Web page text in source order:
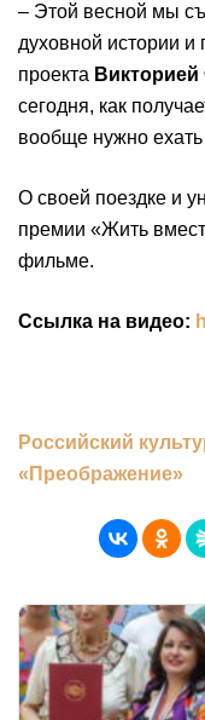
– Этой весной мы
духовной истории и
проекта
сегодня, как
вообще нужно
О своей поездке и
премии «Жить
фильме.
Ссылка на видео:
Российский
«Преображение»